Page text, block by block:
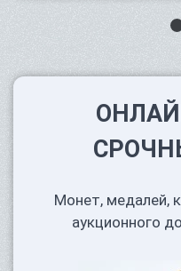
Монет, медалей,
аукционного